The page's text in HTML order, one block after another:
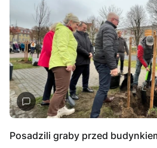
Posadzili graby przed